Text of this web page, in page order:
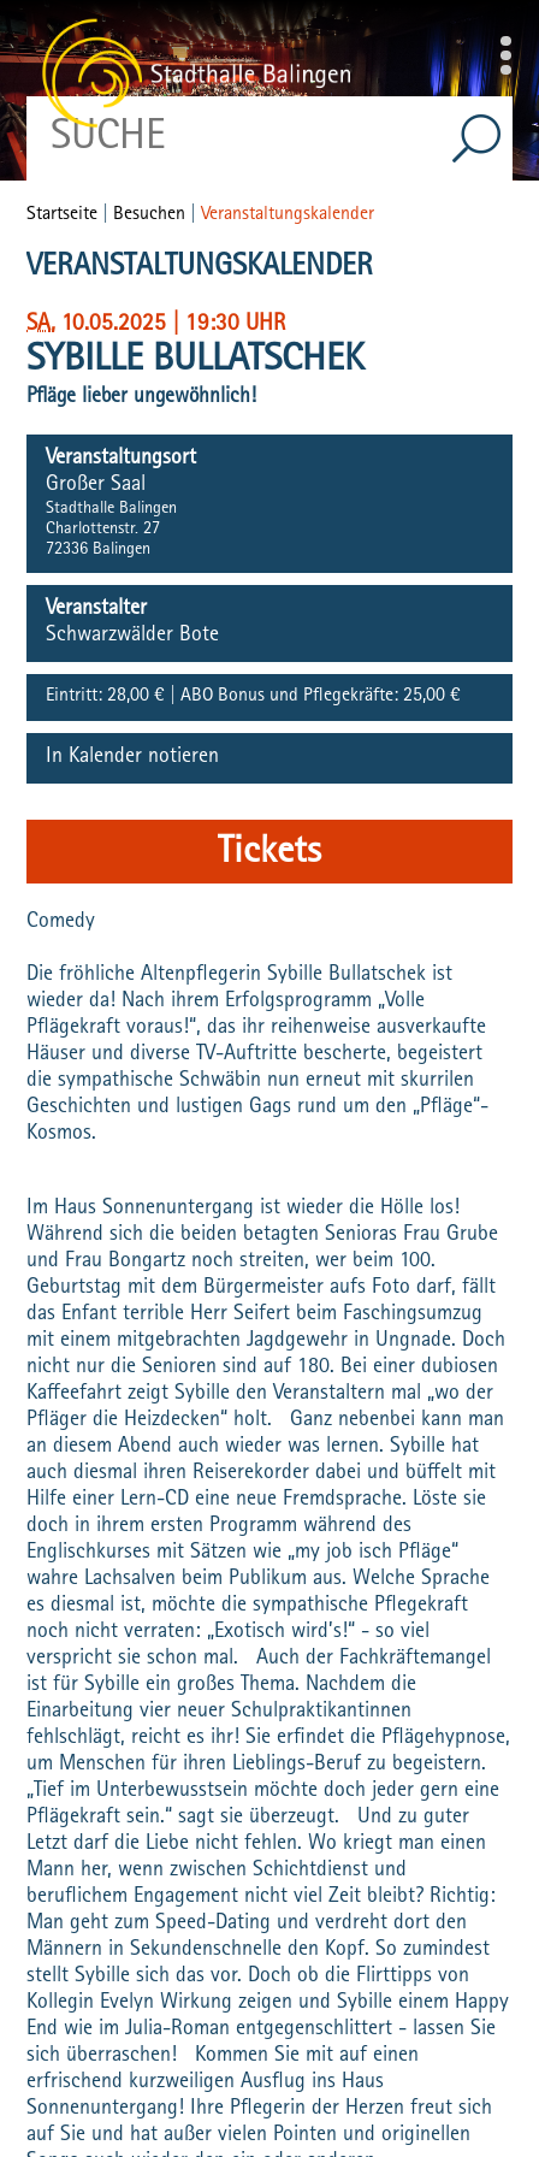
Startseite Besuchen |Veranstaltungskalender
VERANSTALTUNGSKALENDER
SA, 10.05.2025 19:30 UHR
SYBILLE BULLATSCHEK
Pfläge lieber ungewöhnlich!
Veranstaltungsort
Großer Saal
Stadthalle Balingen
Charlottenstr. 27
72336 Balingen
Veranstalter
Schwarzwälder Bote
Eintritt: 28,00 € | ABO Bonus und Pflegekräfte: 25,00 €
In Kalender notieren
Tickets
Comedy
Die fröhliche Altenpflegerin Sybille Bullatschek ist
wieder da! Nach ihrem Erfolgsprogramm „Volle
Pflägekraft voraus!“, das ihr reihenweise ausverkaufte
Häuser und diverse TV-Auftritte bescherte, begeistert
die sympathische Schwäbin nun erneut mit skurrilen
Geschichten und lustigen Gags rund um den „Pfläge“-
Kosmos.
Im Haus Sonnenuntergang ist wieder die Hölle los!
Während sich die beiden betagten Senioras Frau Grube
und Frau Bongartz noch streiten, wer beim 100.
Geburtstag mit dem Bürgermeister aufs Foto darf, fällt
das Enfant terrible Herr Seifert beim Faschingsumzug
mit einem mitgebrachten Jagdgewehr in Ungnade. Doch
nicht nur die Senioren sind auf 180. Bei einer dubiosen
Kaffeefahrt zeigt Sybille den Veranstaltern mal „wo der
Pfläger die Heizdecken“ holt. Ganz nebenbei kann man
an diesem Abend auch wieder was lernen. Sybille hat
auch diesmal ihren Reiserekorder dabei und büffelt mit
Hilfe einer Lern-CD eine neue Fremdsprache. Löste sie
doch in ihrem ersten Programm während des
Englischkurses mit Sätzen wie „my job isch Pfläge“
wahre Lachsalven beim Publikum aus. Welche Sprache
es diesmal ist, möchte die sympathische Pflegekraft
noch nicht verraten: „Exotisch wird’s!“ - so viel
verspricht sie schon mal. Auch der Fachkräftemangel
ist für Sybille ein großes Thema. Nachdem die
Einarbeitung vier neuer Schulpraktikantinnen
fehlschlägt, reicht es ihr! Sie erfindet die Pflägehypnose,
um Menschen für ihren Lieblings-Beruf zu begeistern.
„Tief im Unterbewusstsein möchte doch jeder gern eine
Pflägekraft sein.“ sagt sie überzeugt. Und zu guter
Letzt darf die Liebe nicht fehlen. Wo kriegt man einen
Mann her, wenn zwischen Schichtdienst und
beruflichem Engagement nicht viel Zeit bleibt? Richtig:
Man geht zum Speed-Dating und verdreht dort den
Männern in Sekundenschnelle den Kopf. So zumindest
stellt Sybille sich das vor. Doch ob die Flirttipps von
Kollegin Evelyn Wirkung zeigen und Sybille einem Happy
End wie im Julia-Roman entgegenschlittert - lassen Sie
sich überraschen! Kommen Sie mit auf einen
erfrischend kurzweiligen Ausflug ins Haus
Sonnenuntergang! Ihre Pflegerin der Herzen freut sich
auf Sie und hat außer vielen Pointen und originellen